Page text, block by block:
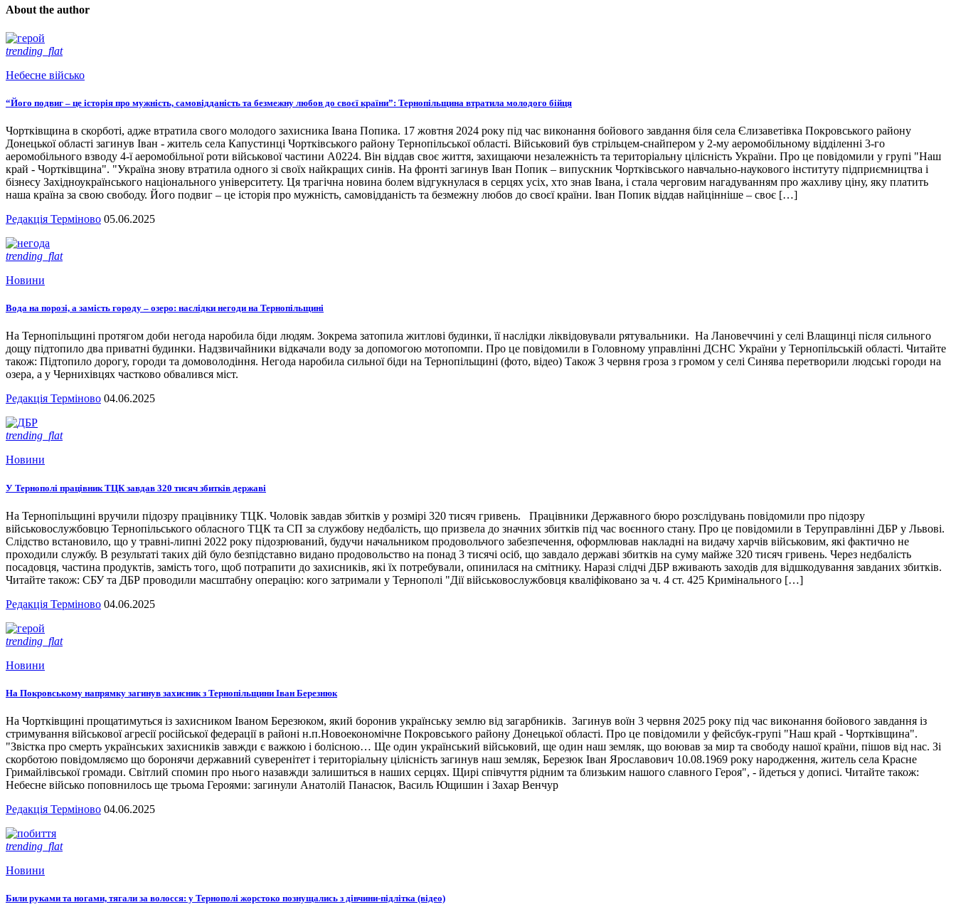
About the author
trending_flat
Небесне військо
“Його подвиг – це історія про мужність, самовідданість та безмежну любов до своєї країни”: Тернопільщина втратила молодого бійця
Чортківщина в скорботі, адже втратила свого молодого захисника Івана Попика. 17 жовтня 2024 року під час виконання бойового завдання біля села Єлизаветівка Покровського району
Донецької області загинув Іван - житель села Капустинці Чортківського району Тернопільської області. Військовий був стрільцем-снайпером у 2-му аеромобільному відділенні 3-го
аеромобільного взводу 4-ї аеромобільної роти військової частини А0224. Він віддав своє життя, захищаючи незалежність та територіальну цілісність України. Про це повідомили у групі "Наш
край - Чортківщина". "Україна знову втратила одного зі своїх найкращих синів. На фронті загинув Іван Попик – випускник Чортківського навчально-наукового інституту підприємництва і
бізнесу Західноукраїнського національного університету. Ця трагічна новина болем відгукнулася в серцях усіх, хто знав Івана, і стала черговим нагадуванням про жахливу ціну, яку платить
наша країна за свою свободу. Його подвиг – це історія про мужність, самовідданість та безмежну любов до своєї країни. Іван Попик віддав найцінніше – своє […]
Редакція Терміново 05.06.2025
trending_flat
Новини
Вода на порозі, а замість городу – озеро: наслідки негоди на Тернопільщині
На Тернопільщині протягом доби негода наробила біди людям. Зокрема затопила житлові будинки, її наслідки ліквідовували рятувальники. На Лановеччині у селі Влащинці після сильного
дощу підтопило два приватні будинки. Надзвичайники відкачали воду за допомогою мотопомпи. Про це повідомили в Головному управлінні ДСНС України у Тернопільській області. Читайте
також: Підтопило дорогу, городи та домоволодіння. Негода наробила сильної біди на Тернопільщині (фото, відео) Також 3 червня гроза з громом у селі Синява перетворили людські городи на
озера, а у Чернихівцях частково обвалився міст.
Редакція Терміново 04.06.2025
trending_flat
Новини
У Тернополі працівник ТЦК завдав 320 тисяч збитків державі
На Тернопільщині вручили підозру працівнику ТЦК. Чоловік завдав збитків у розмірі 320 тисяч гривень. Працівники Державного бюро розслідувань повідомили про підозру
військовослужбовцю Тернопільського обласного ТЦК та СП за службову недбалість, що призвела до значних збитків під час воєнного стану. Про це повідомили в Теруправлінні ДБР у Львові.
Слідство встановило, що у травні-липні 2022 року підозрюваний, будучи начальником продовольчого забезпечення, оформлював накладні на видачу харчів військовим, які фактично не
проходили службу. В результаті таких дій було безпідставно видано продовольство на понад 3 тисячі осіб, що завдало державі збитків на суму майже 320 тисяч гривень. Через недбалість
посадовця, частина продуктів, замість того, щоб потрапити до захисників, які їх потребували, опинилася на смітнику. Наразі слідчі ДБР вживають заходів для відшкодування завданих збитків.
Читайте також: СБУ та ДБР проводили масштабну операцію: кого затримали у Тернополі "Дії військовослужбовця кваліфіковано за ч. 4 ст. 425 Кримінального […]
Редакція Терміново 04.06.2025
trending_flat
Новини
На Покровському напрямку загинув захисник з Тернопільщини Іван Березнюк
На Чортківщині прощатимуться із захисником Іваном Березюком, який боронив українську землю від загарбників. Загинув воїн 3 червня 2025 року під час виконання бойового завдання із
стримування військової агресії російської федерації в районі н.п.Новоекономічне Покровського району Донецької області. Про це повідомили у фейсбук-групі "Наш край - Чортківщина".
"Звістка про смерть українських захисників завжди є важкою і болісною… Ще один український військовий, ще один наш земляк, що воював за мир та свободу нашої країни, пішов від нас. Зі
скорботою повідомляємо що боронячи державний суверенітет і територіальну цілісність загинув наш земляк, Березюк Іван Ярославович 10.08.1969 року народження, житель села Красне
Гримайлівської громади. Світлий спомин про нього назавжди залишиться в наших серцях. Щирі співчуття рідним та близьким нашого славного Героя", - йдеться у дописі. Читайте також:
Небесне військо поповнилось ще трьома Героями: загинули Анатолій Панасюк, Василь Ющишин і Захар Венчур
Редакція Терміново 04.06.2025
trending_flat
Новини
Били руками та ногами, тягали за волосся: у Тернополі жорстоко познущались з дівчини-підлітка (відео)